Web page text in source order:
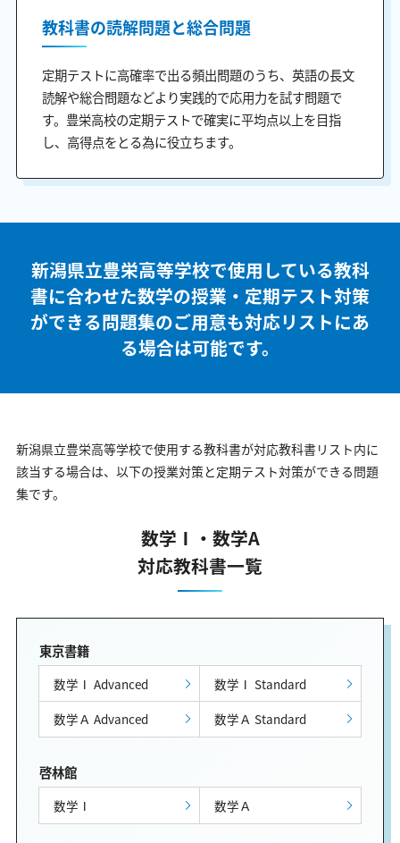
教科書の読解問題と総合問題
定期テストに高確率で出る頻出問題のうち、英語の長文
読解や総合問題などより実践的で応用力を試す問題で
す。豊栄高校の定期テストで確実に平均点以上を目指
し、高得点をとる為に役立ちます。
新潟県立豊栄高等学校で使用している教科
書に合わせた数学の授業・定期テスト対策
ができる問題集のご用意も対応リストにあ
る場合は可能です。
新潟県立豊栄高等学校で使用する教科書が対応教科書リスト内に
該当する場合は、以下の授業対策と定期テスト対策ができる問題
集です。
数学Ⅰ・数学A
対応教科書一覧
東京書籍
数学Ⅰ Advanced
数学Ⅰ Standard
数学Ａ Advanced
数学Ａ Standard
啓林館
数学Ⅰ 数学Ａ